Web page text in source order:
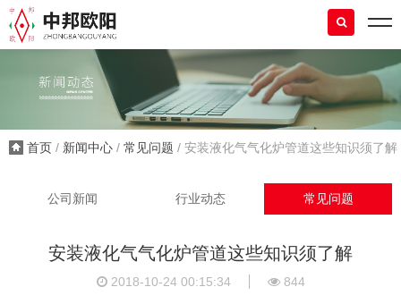
首页 / 新闻中心 / 常见问题 / 安装液化气气化炉管道这些知识须了解
公司新闻 行业动态 常见问题
安装液化气气化炉管道这些知识须了解
2018-10-24 00:15:34 844